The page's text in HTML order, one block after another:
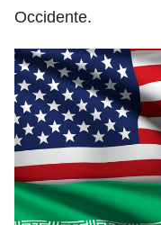
Occidente.